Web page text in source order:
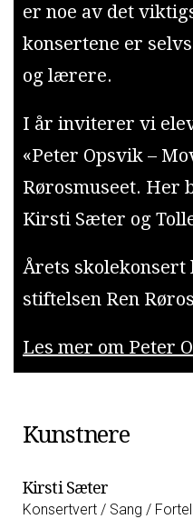
er noe av det
konsertene er
og lærere.
I år inviterer vi
«Peter Opsvik –
Rørosmuseet. Her
Kirsti Sæter og
Årets
stiftelsen Ren
Les mer om Peter
Kunstnere
Kirsti Sæter
Konsertvert / Sang /